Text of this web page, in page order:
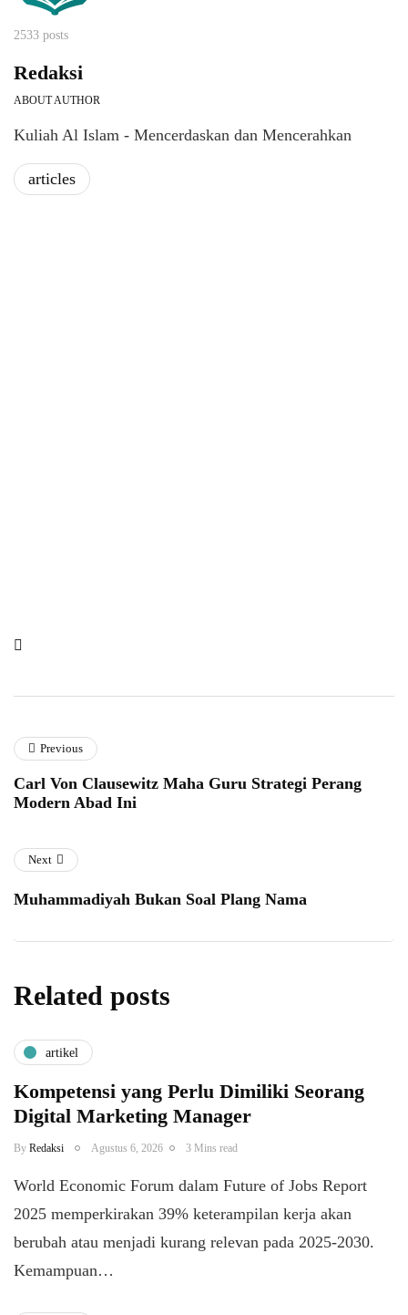
2533 posts
Redaksi
ABOUT AUTHOR
Kuliah Al Islam - Mencerdaskan dan Mencerahkan
articles
Previous
Carl Von Clausewitz Maha Guru Strategi Perang
Modern Abad Ini
Next
Muhammadiyah Bukan Soal Plang Nama
Related posts
artikel
Kompetensi yang Perlu Dimiliki Seorang
Digital Marketing Manager
By Redaksi Agustus 6, 2026 3 Mins read
World Economic Forum dalam Future of Jobs Report
2025 memperkirakan 39% keterampilan kerja akan
berubah atau menjadi kurang relevan pada 2025-2030.
Kemampuan…